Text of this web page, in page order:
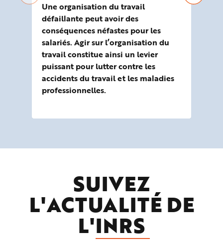
Une organisation du travail
défaillante peut avoir des
conséquences néfastes pour les
salariés. Agir sur l’organisation du
travail constitue ainsi un levier
puissant pour lutter contre les
accidents du travail et les maladies
professionnelles.
SUIVEZ
L'ACTUALITÉ DE
L'INRS